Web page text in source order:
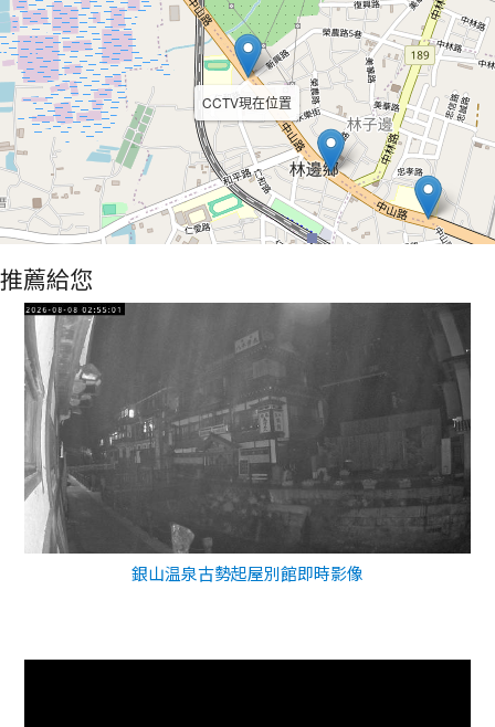
CCTV現在位置
推薦給您
銀山温泉古勢起屋別館即時影像